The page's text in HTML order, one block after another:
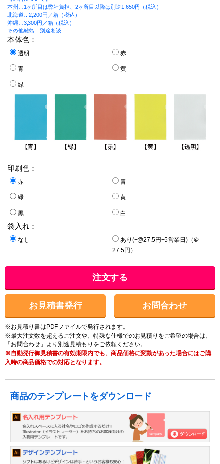
本州…1ヶ所目は弊社負担、2ヶ所目以降は別途1,650円（税込）
北海道…2,200円／箱（税込）
沖縄…3,300円／箱（税込）
その他離島…別途相談
本体色：
透明 赤
青 黄
緑
印刷色：
赤 青
緑 黄
黒 白
袋入れ：
なし
あり(+@27.5円+5営業日)（＠
27.5円）
注文する
お見積書発行 お問合わせ
※お見積り書はPDFファイルで発行されます。
※最大注文数を超えるご注文や、特殊な仕様でのお見積りをご希望の場合は、
「お問合わせ」より別途見積もりをご依頼ください。
※自動発行御見積書の有効期限内でも、商品価格に変動があった場合にはご購
入時の商品価格での対応となります。
商品のテンプレートをダウンロード